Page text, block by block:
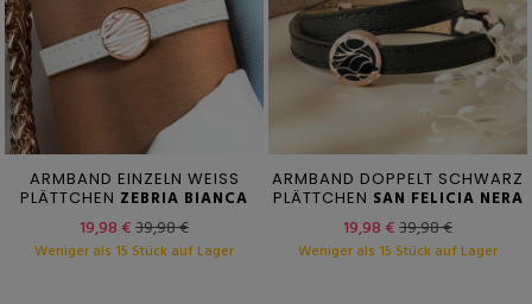
ARMBAND EINZELN WEISS
PLÄTTCHEN ZEBRIA BIANCA
19,98 €39,98 €
Weniger als 15 Stück auf Lager
ARMBAND DOPPELT SCHWARZ
PLÄTTCHEN SAN FELICIA NERA
19,98 €39,98 €
Weniger als 15 Stück auf Lager